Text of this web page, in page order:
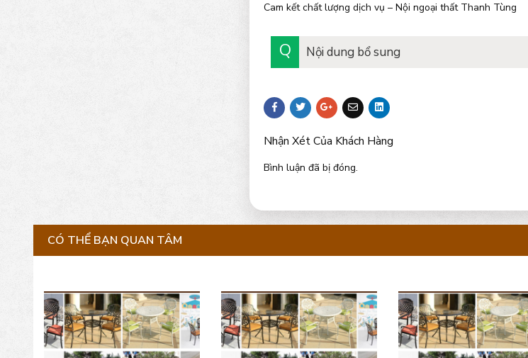
Cam kết chất lượng dịch vụ – Nội ngoại thất Thanh Tùng
Nội dung bổ sung
Nhận Xét Của Khách Hàng
Bình luận đã bị đóng.
CÓ THỂ BẠN QUAN TÂM